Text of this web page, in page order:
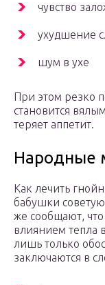
чувство
ухудшение
шум в ухе
При этом резко
становится
теряет аппетит.
Народные
Как лечить
бабушки
же сообщают,
влиянием тепла
лишь только
заключаются в